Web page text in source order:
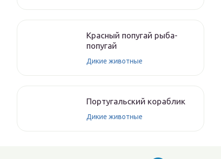
Красный попугай рыба-
попугай
Дикие животные
Португальский кораблик
Дикие животные